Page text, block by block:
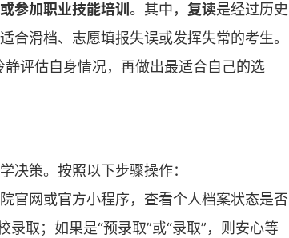
参加职业技能培训 。其中， 复读是经过历史
合滑档、志愿填报失误或发挥失常的考生。
评估自身情况，再做出最适合自己的选
决策。按照以下步骤操作：
网或官方小程序，查看个人档案状态是否
取；如果是“预录取”或“录取”，则安心等